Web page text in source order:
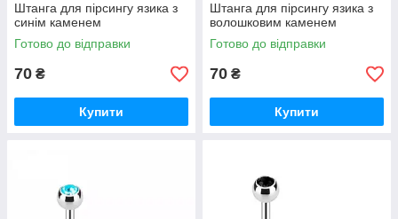
Штанга для пірсингу язика з
синім каменем
Готово до відправки
70 ₴
Купити
Штанга для пірсингу язика з
волошковим каменем
Готово до відправки
70 ₴
Купити